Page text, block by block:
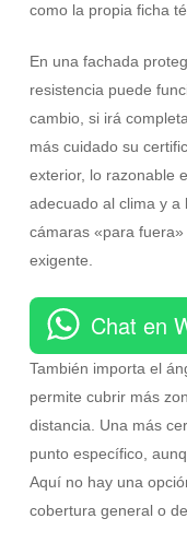
como la propia ficha
En una fachada
resistencia puede
cambio, si irá
más cuidado su
exterior, lo razonable
adecuado al clima y a
cámaras «para
exigente.
Chat en
También importa el
permite cubrir más
distancia. Una más
punto específico,
Aquí no hay una
cobertura general o